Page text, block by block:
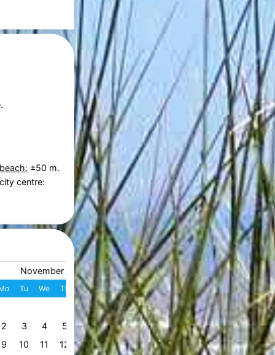
±50 m.
centre:
November 2026
Tu We Th Fr Sa Su
1
2 3 4 5 6 7 8
9 10 11 12 13 14 15
December 2026
W Mo Tu We Th Fr
49 1 2 4 5
50 7 8 9 10 11
51 14 15 16 17 18